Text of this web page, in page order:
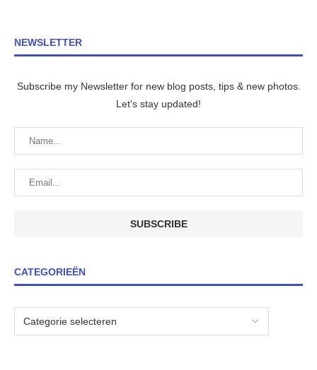
NEWSLETTER
Subscribe my Newsletter for new blog posts, tips & new photos.
Let's stay updated!
CATEGORIEËN